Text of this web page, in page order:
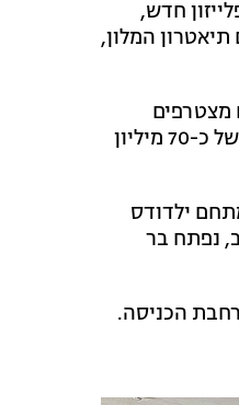
מתחם בייבי פלייזון חדש,
המלון,
מצטרפים
למהלך רחב יותר שבוצע במלון בשנה האחרונה, במסגרתו עבר המלון שיפוץ מקיף בהשקעה של כ-70 מיליון
ילדודס
נפתח בר
הכניסה.